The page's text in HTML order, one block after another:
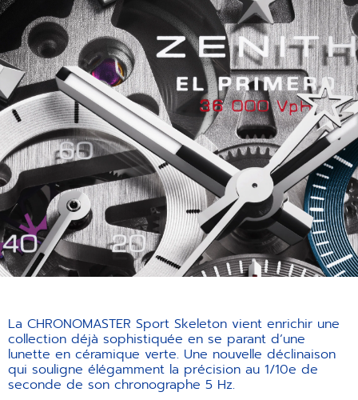
La CHRONOMASTER Sport Skeleton vient enrichir une
collection déjà sophistiquée en se parant d’une
lunette en céramique verte. Une nouvelle déclinaison
qui souligne élégamment la précision au 1/10e de
seconde de son chronographe 5 Hz.